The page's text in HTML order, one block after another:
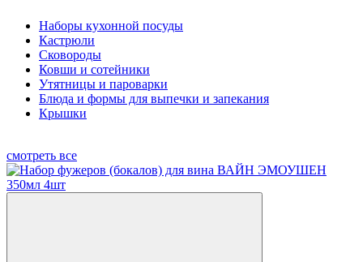
Наборы кухонной посуды
Кастрюли
Сковороды
Ковши и сотейники
Утятницы и пароварки
Блюда и формы для выпечки и запекания
Крышки
смотреть все